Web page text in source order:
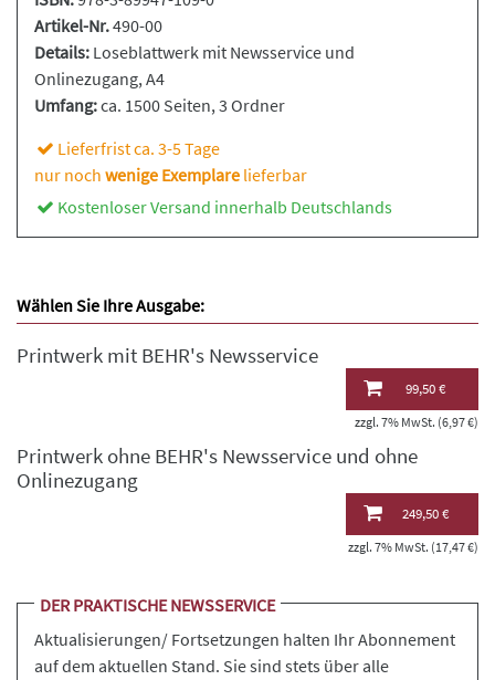
Artikel-Nr.490-00
Details: Loseblattwerk mit Newsservice und
Onlinezugang, A4
Umfang:ca. 1500 Seiten, 3 Ordner
Lieferfrist ca. 3-5 Tage
nur noch wenige Exemplare lieferbar
Kostenloser Versand innerhalb Deutschlands
Wählen Sie Ihre Ausgabe:
Printwerk mit BEHR's Newsservice
99,50 €
zzgl. 7% MwSt. (6,97 €)
Printwerk ohne BEHR's Newsservice und ohne
Onlinezugang
249,50 €
zzgl. 7% MwSt. (17,47 €)
DER PRAKTISCHE NEWSSERVICE
Aktualisierungen/ Fortsetzungen halten Ihr Abonnement
auf dem aktuellen Stand. Sie sind stets über alle